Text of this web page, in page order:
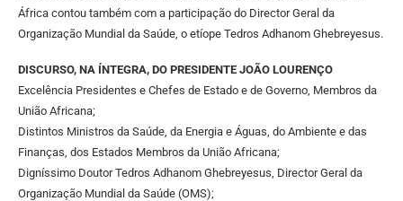
África contou também com a participação do Director Geral da
Organização Mundial da Saúde, o etíope Tedros Adhanom Ghebreyesus.
DISCURSO, NA ÍNTEGRA, DO PRESIDENTE JOÃO LOURENÇO
Excelência Presidentes e Chefes de Estado e de Governo, Membros da
União Africana;
Distintos Ministros da Saúde, da Energia e Águas, do Ambiente e das
Finanças, dos Estados Membros da União Africana;
Digníssimo Doutor Tedros Adhanom Ghebreyesus, Director Geral da
Organização Mundial da Saúde (OMS);